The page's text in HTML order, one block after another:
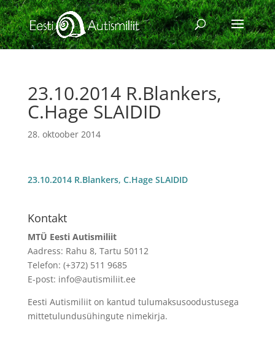
23.10.2014 R.Blankers,
C.Hage SLAIDID
28. oktoober 2014
23.10.2014 R.Blankers, C.Hage SLAIDID
Kontakt
MTÜ Eesti Autismiliit
Aadress: Rahu 8, Tartu 50112
Telefon: (+372) 511 9685
E-post: info@autismiliit.ee
Eesti Autismiliit on kantud tulumaksusoodustusega
mittetulundusühingute nimekirja.